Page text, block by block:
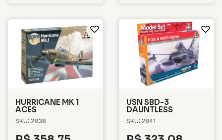
HURRICANE MK 1
ACES
SKU: 2838
USN SBD-3
DAUNTLESS
SKU: 2841